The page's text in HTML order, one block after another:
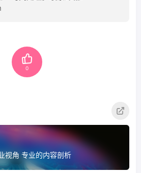
0
视角 专业的内容剖析